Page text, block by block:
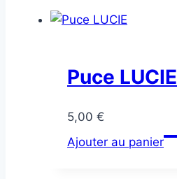
Puce LUCIE
5,00 €
Ajouter au panier